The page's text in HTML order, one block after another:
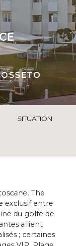
SITUATION
The
exclusif entre
du golfe de
allient
; certaines